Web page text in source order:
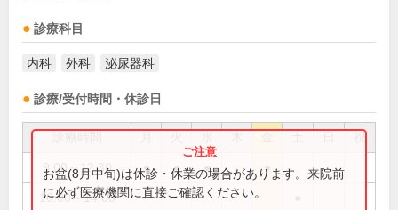
診療科目
内科 外科 泌尿器科
診療/受付時間・休診日
祝
9:00～12:30 ● ● ● ●
10:00～14:00
お盆(8月中旬)は休診・休業の場合があります。来院前
に必ず医療機関に直接ご確認ください。